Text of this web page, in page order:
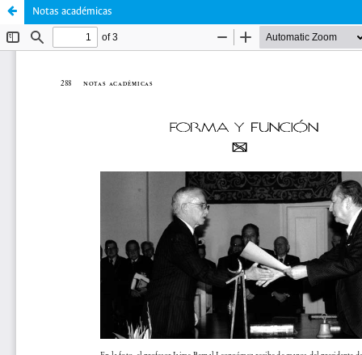
Notas académicas